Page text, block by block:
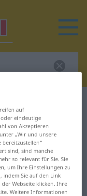
auf
eindeutige
von Akzeptieren
„Wir und unsere
bereitzustellen“
sind, sind manche
so relevant für Sie. Sie
um Ihre Einstellungen zu
Sie auf den Link
Webseite klicken. Ihre
Weitere Informationen